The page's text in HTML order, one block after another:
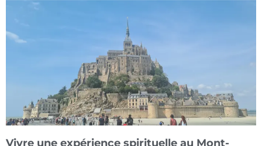
Vivre une expérience spirituelle au Mont-